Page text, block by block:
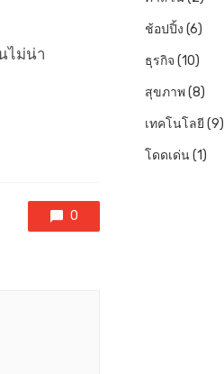
ไม่น่า
0
ช้อปปิ้ง (6)
ธุรกิจ (10)
สุขภาพ(8)
เทคโนโลยี (9)
โดดเด่น(1)